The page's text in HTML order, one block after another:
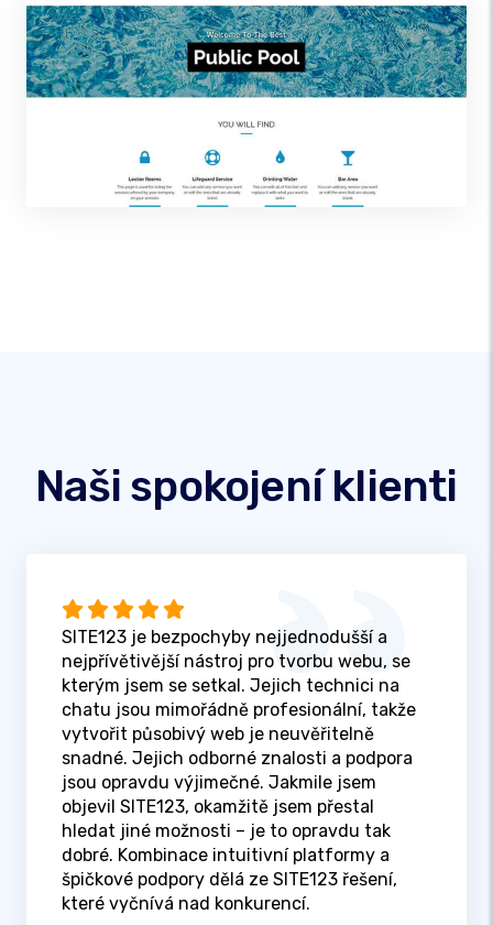
Naši spokojení klienti
SITE123 je bezpochyby nejjednodušší a
nejpřívětivější nástroj pro tvorbu webu, se
kterým jsem se setkal. Jejich technici na
chatu jsou mimořádně profesionální, takže
vytvořit působivý web je neuvěřitelně
snadné. Jejich odborné znalosti a podpora
jsou opravdu výjimečné. Jakmile jsem
objevil SITE123, okamžitě jsem přestal
hledat jiné možnosti – je to opravdu tak
dobré. Kombinace intuitivní platformy a
špičkové podpory dělá ze SITE123 řešení,
které vyčnívá nad konkurencí.